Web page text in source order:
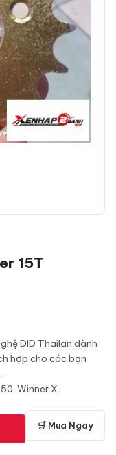
15T
DID Thailan dành
hợp cho các bạn
Winner X.
🛒 Mua Ngay